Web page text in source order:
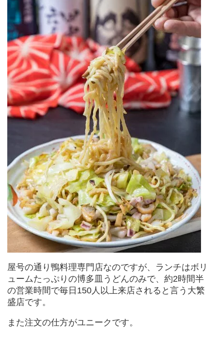
屋号の通り鴨料理専門店なのですが、ランチはボリ
ュームたっぷりの博多皿うどんのみで、約2時間半
の営業時間で毎日150人以上来店されると言う大繁
盛店です。
また注文の仕方がユニークです。